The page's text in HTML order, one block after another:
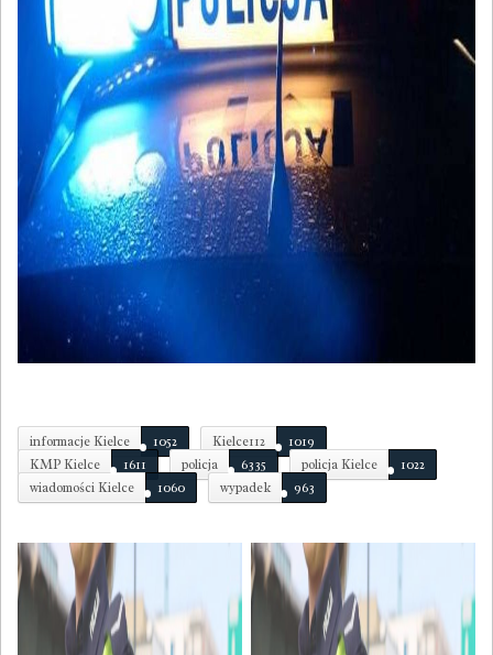
informacje Kielce 1052 Kielce112
1019
KMP Kielce
1611 policja 6335 policja Kielce
1022
wiadomości Kielce
1060 wypadek 963